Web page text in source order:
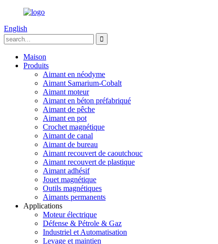
English
Maison
Produits
Aimant en néodyme
Aimant Samarium-Cobalt
Aimant moteur
Aimant en béton préfabriqué
Aimant de pêche
Aimant en pot
Crochet magnétique
Aimant de canal
Aimant de bureau
Aimant recouvert de caoutchouc
Aimant recouvert de plastique
Aimant adhésif
Jouet magnétique
Outils magnétiques
Aimants permanents
Applications
Moteur électrique
Défense & Pétrole & Gaz
Industriel et Automatisation
Levage et maintien